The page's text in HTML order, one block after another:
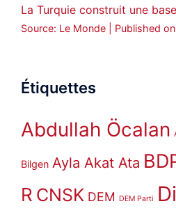
La Turquie construit une
Source: Le Monde Published
Étiquettes
Abdullah Öcalan
Bilgen Ayla Akat Ata
R CNSK DEM DEM Parti